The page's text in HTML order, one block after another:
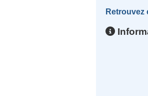
Retrouvez